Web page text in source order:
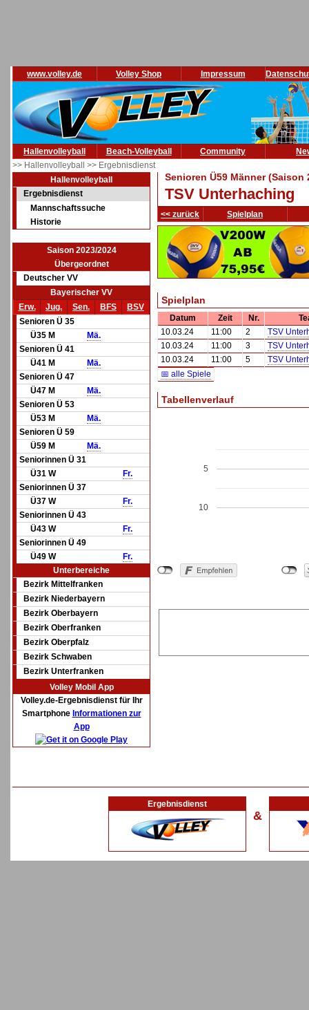
www.volley.de Volley Shop Impressum
Hallenvolleyball Beach-Volleyball Community
>> Hallenvolleyball >> Ergebnisdienst
Hallenvolleyball
Ergebnisdienst
Mannschaftssuche
Historie
Saison 2023/2024
Übergeordnet
Deutscher VV
Bayerischer VV
Erw.
Jug. Sen. BFS
BSV
Senioren Ü 35
Ü35 M
Mä.
Senioren Ü 41
Ü41 M
Mä.
Senioren Ü 47
Ü47 M
Mä.
Senioren Ü 53
Ü53 M
Mä.
Senioren Ü 59
Ü59 M
Mä.
Seniorinnen Ü 31
Ü31 W
Fr.
Seniorinnen Ü 37
Ü37 W
Fr.
Seniorinnen Ü 43
Ü43 W
Fr.
Seniorinnen Ü 49
Ü49 W
Fr.
Unterbereiche
Bezirk Mittelfranken
Bezirk Niederbayern
Bezirk Oberbayern
Bezirk Oberfranken
Bezirk Oberpfalz
Bezirk Schwaben
Bezirk Unterfranken
Volley Mobil App
Volley.de-Ergebnisdienst für Ihr
Smartphone Informationen zur
App
Senioren Ü59 Männer (Saison
TSV Unterhaching
<< zurück Spielplan
Spielplan
Datum Zeit Nr.
10.03.24
11:00 2
TSV
10.03.24
11:00 3
TSV
10.03.24
11:00 5
TSV
📅 alle Spiele
Tabellenverlauf
5
10
Ergebnisdienst
&